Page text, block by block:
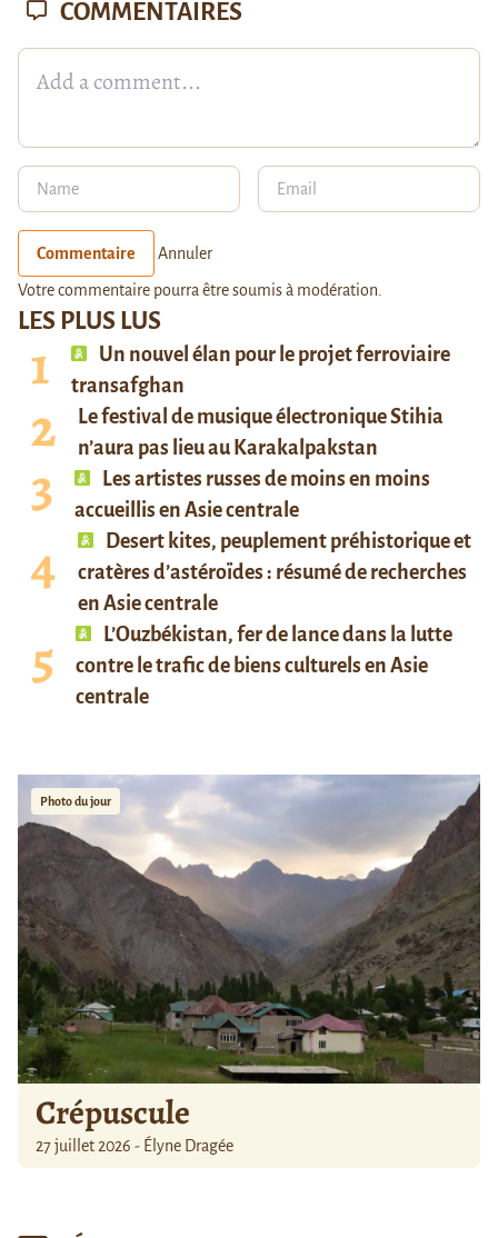
LES PLUS LUS
Un nouvel élan pour le projet ferroviaire
transafghan
Le festival de musique électronique Stihia
n’aura pas lieu au Karakalpakstan
Les artistes russes de moins en moins
accueillis en Asie centrale
Desert kites, peuplement préhistorique et
cratères d’astéroïdes : résumé de recherches
en Asie centrale
L’Ouzbékistan, fer de lance dans la lutte
contre le trafic de biens culturels en Asie
centrale
Photo du jour
Crépuscule
27 juillet 2026 - Élyne Dragée
COMMENTAIRES
Commentaire Annuler
Votre commentaire pourra être soumis à modération.